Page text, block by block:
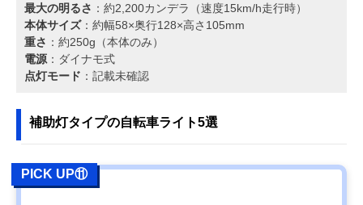
最大の明るさ ：約2,200カンデラ（速度15km/h走行時）
本体サイズ：約幅58×奥行128×高さ105mm
重さ ：約250g（本体のみ）
電源 ：ダイナモ式
点灯モード ：記載未確認
補助灯タイプの自転車ライト5選
PICK UP⑪